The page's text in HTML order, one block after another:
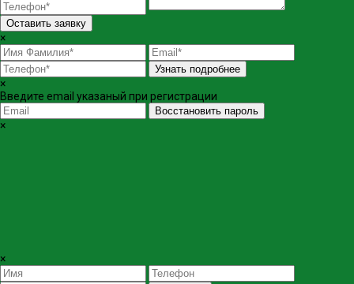
Оставить заявку
×
Узнать подробнее
×
Введите email указаный при регистрации
Восстановить пароль
×
×